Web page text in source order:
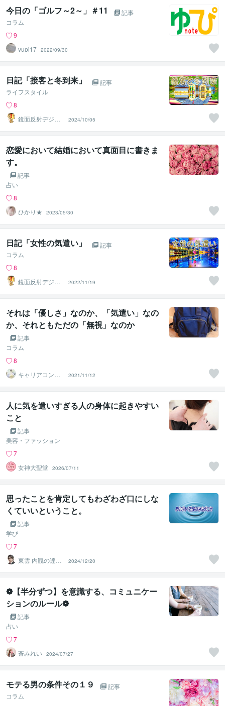
今日の「ゴルフ～2～」＃11
記事
コラム
9
yupi17 2022/09/30
日記「接客と冬到来」
記事
ライフスタイル
8
鏡面反射デジタ
ルアート製作所
（鈴木穣）
2024/10/05
恋愛において結婚において真面目に書きま
す。
記事
占い
8
ひかり★
2023/05/30
日記「女性の気遣い」
記事
コラム
8
鏡面反射デジタ
ルアート製作所
（鈴木穣）
2022/11/19
それは「優しさ」なのか、「気遣い」なの
か、それともただの「無視」なのか
記事
コラム
8
キャリアコンサ
ルタントShino
2021/11/12
人に気を遣いすぎる人の身体に起きやすい
こと
記事
美容・ファッション
7
女神大聖堂 2026/07/11
思ったことを肯定してもわざわざ口にしな
くていいということ。
記事
学び
7
東雲 内観の達人
ヒプノセラピス
ト
2024/12/20
❁【半分ずつ】を意識する、コミュニケー
ションのルール❁
記事
占い
7
蒼みれい 2024/07/27
モテる男の条件その１９
記事
コラム